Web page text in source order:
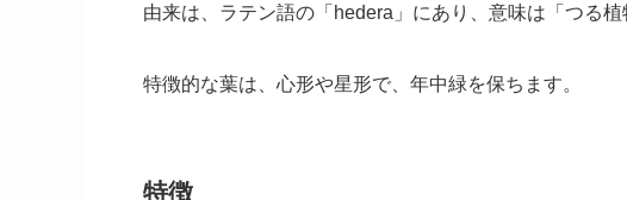
由来は、ラテン語の「hedera」にあり、意味は「つる植
特徴的な葉は、心形や星形で、年中緑を保ちます。
特徴